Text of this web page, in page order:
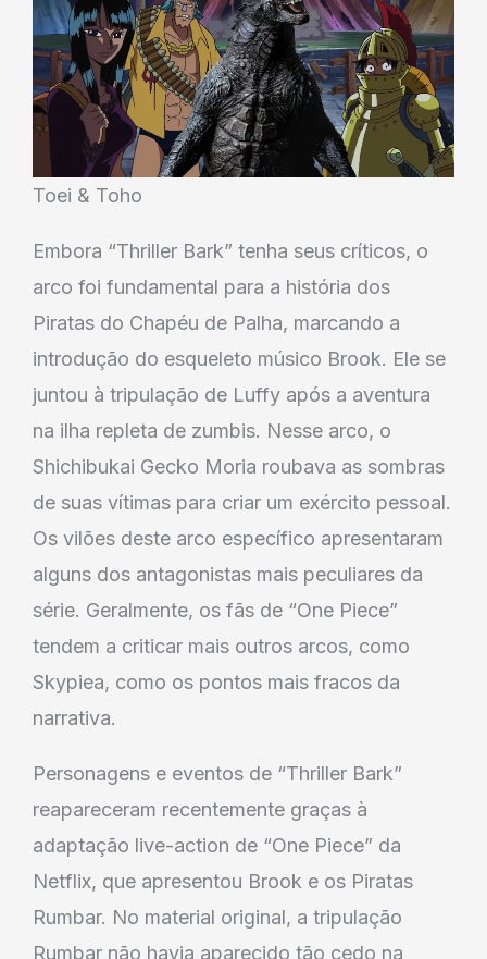
Toei & Toho
Embora “Thriller Bark” tenha seus críticos, o
arco foi fundamental para a história dos
Piratas do Chapéu de Palha, marcando a
introdução do esqueleto músico Brook. Ele se
juntou à tripulação de Luffy após a aventura
na ilha repleta de zumbis. Nesse arco, o
Shichibukai Gecko Moria roubava as sombras
de suas vítimas para criar um exército pessoal.
Os vilões deste arco específico apresentaram
alguns dos antagonistas mais peculiares da
série. Geralmente, os fãs de “One Piece”
tendem a criticar mais outros arcos, como
Skypiea, como os pontos mais fracos da
narrativa.
Personagens e eventos de “Thriller Bark”
reapareceram recentemente graças à
adaptação live-action de “One Piece” da
Netflix, que apresentou Brook e os Piratas
Rumbar. No material original, a tripulação
Rumbar não havia aparecido tão cedo na